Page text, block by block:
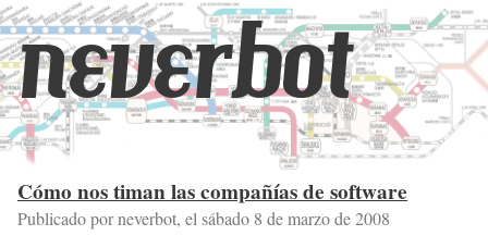
neverbot
Cómo nos timan las compañías de software
Publicado por neverbot, el sábado 8 de marzo de 2008